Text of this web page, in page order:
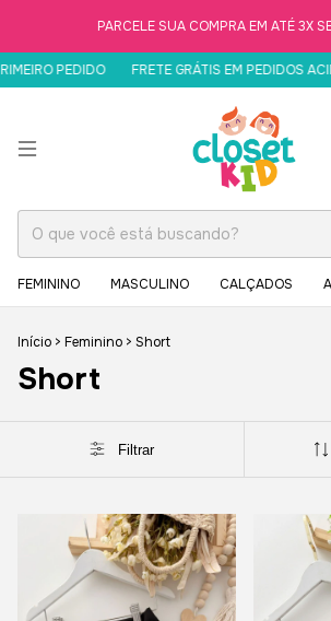
PARCELE SUA COMPRA EM ATÉ 3X
PEDIDO FRETE GRÁTIS EM PEDIDOS
FEMININO MASCULINO CALÇADOS
Início > Feminino > Short
Short
Filtrar